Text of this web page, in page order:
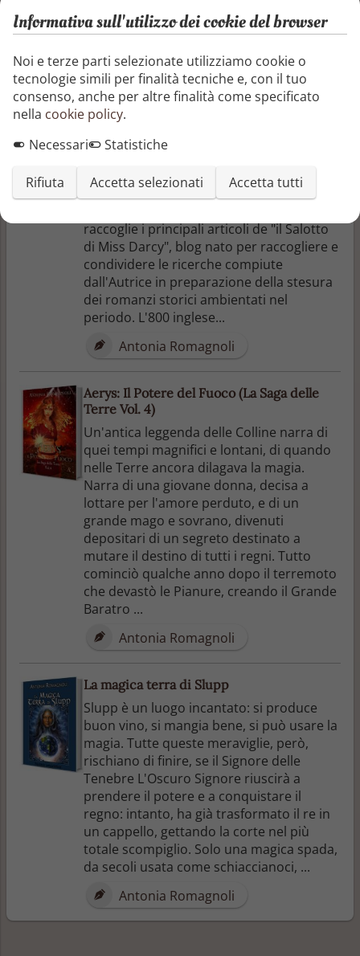
presenti nelle nostre case, a caccia di
Antonia Romagnoli
Regency & Victorian: In viaggio fra usi e
fascino intramontabile della Reggenza
inglese. L'ecletticità e le stranezze
raccoglie i principali articoli de "il Salotto
di Miss Darcy", blog nato per raccogliere e
condividere le ricerche compiute
dall'Autrice in preparazione della stesura
dei romanzi storici ambientati nel
periodo. L'800 inglese...
Antonia Romagnoli
Aerys: Il Potere del Fuoco (La Saga delle
Terre Vol. 4)
Un'antica leggenda delle Colline narra di
quei tempi magnifici e lontani, di quando
nelle Terre ancora dilagava la magia.
Narra di una giovane donna, decisa a
lottare per l'amore perduto, e di un
grande mago e sovrano, divenuti
depositari di un segreto destinato a
mutare il destino di tutti i regni. Tutto
cominciò qualche anno dopo il terremoto
che devastò le Pianure, creando il Grande
Baratro ...
Antonia Romagnoli
La magica terra di Slupp
Slupp è un luogo incantato: si produce
buon vino, si mangia bene, si può usare la
magia. Tutte queste meraviglie, però,
rischiano di finire, se il Signore delle
Tenebre L'Oscuro Signore riuscirà a
prendere il potere e a conquistare il
regno: intanto, ha già trasformato il re in
un cappello, gettando la corte nel più
totale scompiglio. Solo una magica spada,
da secoli usata come schiaccianoci, ...
Antonia Romagnoli
Informativa sull'utilizzo dei cookie del browser
Noi e terze parti selezionate utilizziamo cookie o
tecnologie simili per finalità tecniche e, con il tuo
consenso, anche per altre finalità come specificato
nella cookie policy.
Necessari
Statistiche
Rifiuta Accetta selezionati Accetta tutti